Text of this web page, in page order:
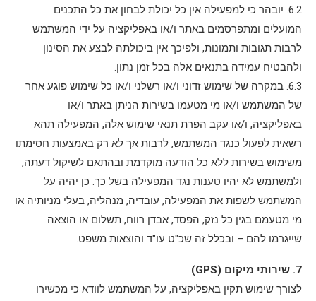
6.2. יובהר כי למפעילה אין כל יכולת לבחון את כל התכנים
המועלים ומתפרסמים באתר ו/או באפליקציה על ידי המשתמש
לרבות תגובות ותמונות, ולפיכך אין ביכולתה לבצע את הסינון
ולהבטיח עמידה בתנאים אלה בכל זמן נתון.
6.3. במקרה של שימוש זדוני ו/או רשלני ו/או כל שימוש פוגע אחר
של המשתמש ו/או מי מטעמו בשירות הניתן באתר ו/או
באפליקציה, ו/או עקב הפרת תנאי שימוש אלה, המפעילה תהא
רשאית לפעול כנגד המשתמש, לרבות אך לא רק באמצעות חסימתו
משימוש בשירות ללא כל הודעה מוקדמת ובהתאם לשיקול דעתה,
ולמשתמש לא יהיו טענות נגד המפעילה בשל כך. כן יהיה על
המשתמש לשפות את המפעילה, עובדיה, מנהליה, בעלי מניותיה או
מי מטעמם בגין כל נזק, הפסד, אבדן רווח, תשלום או הוצאה
שייגרמו להם – ובכלל זה שכ"ט עו"ד והוצאות משפט.
7. שירותי מיקום (GPS)
לצורך שימוש תקין באפליקציה, על המשתמש לוודא כי מכשירו